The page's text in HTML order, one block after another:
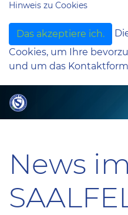
Hinweis zu Cookies
Das akzeptiere ich.
Cookies, um Ihre
und um das
News im